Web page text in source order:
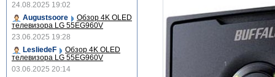
24.08.2025 19:02
Augustsoore
Обзор 4K OLED
телевизора LG 55EG960V
23.06.2025 19:28
LesliedeF
Обзор 4K OLED
телевизора LG 55EG960V
03.06.2025 20:14